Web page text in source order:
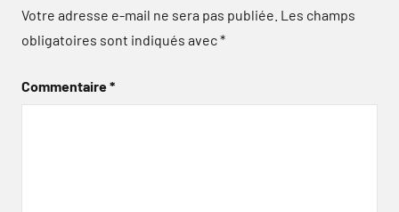
Votre adresse e-mail ne sera pas publiée. Les champs
obligatoires sont indiqués avec*
Commentaire*